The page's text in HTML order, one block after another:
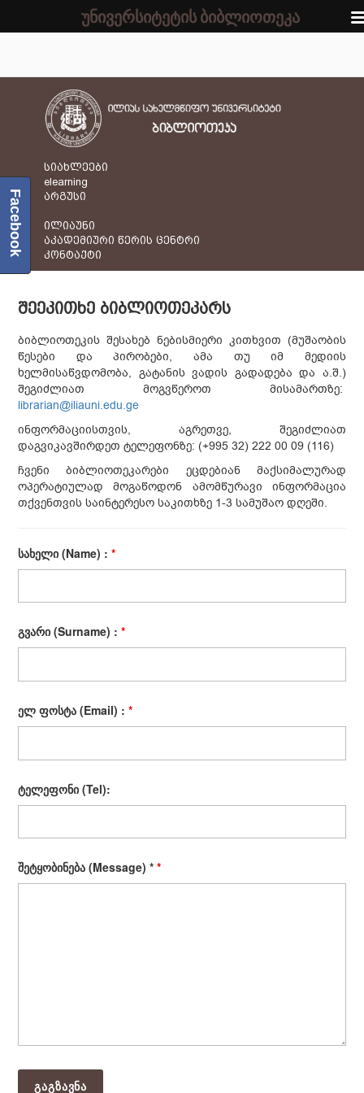
სიახლეები
elearning
არგუსი
ილიაუნი
აკადემიური წერის ცენტრი
კონტაქტი
ᲨᲔᲔᲙᲘᲗᲮᲔ ᲑᲘᲑᲚᲘᲝᲗᲔᲙᲐᲠᲡ
ბიბლიოთეკის შესახებ ნებისმიერი კითხვით (მუშაობის
წესები და პირობები, ამა თუ იმ მედიის
ხელმისაწვდომობა, გატანის ვადის გადადება და ა.შ.)
შეგიძლიათ მოგვწეროთ მისამართზე:
librarian@iliauni.edu.ge
ინფორმაციისთვის, აგრეთვე, შეგიძლიათ
დაგვიკავშირდეთ ტელეფონზე: (+995 32) 222 00 09 (116)
ჩვენი ბიბლიოთეკარები ეცდებიან მაქსიმალურად
ოპერატიულად მოგაწოდონ ამომწურავი ინფორმაცია
თქვენთვის საინტერესო საკითხზე 1-3 სამუშაო დღეში.
სახელი (Name) :*
გვარი (Surname) :*
ელ ფოსტა (Email) :*
ტელეფონი (Tel):
შეტყობინება (Message) **
Facebook
უნივერსიტეტის ბიბლიოთეკა